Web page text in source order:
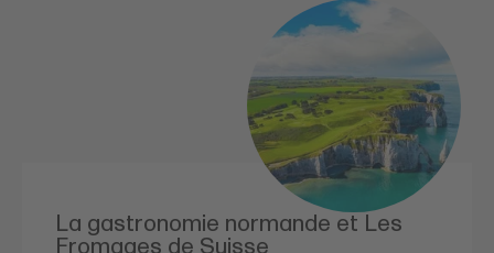
La gastronomie normande et Les